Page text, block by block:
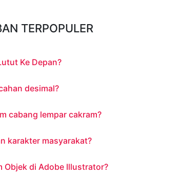
TERPOPULER
Ke Depan?
desimal?
cabang lempar cakram?
karakter masyarakat?
Objek di Adobe Illustrator?